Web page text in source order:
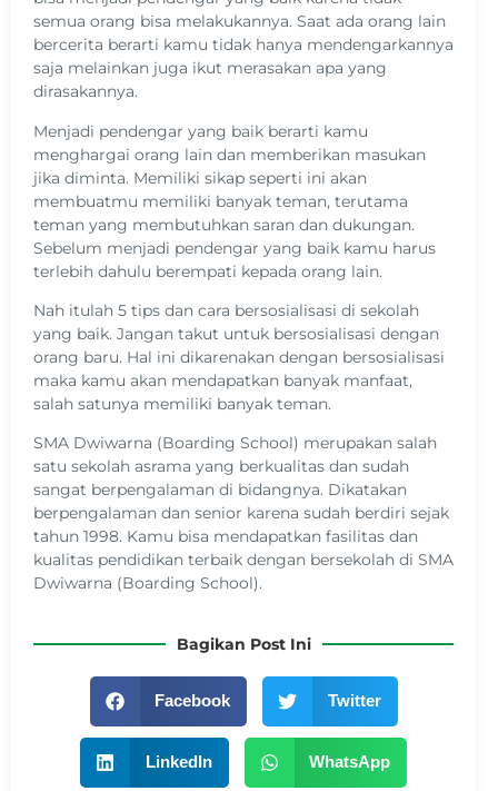
semua orang bisa melakukannya. Saat ada orang lain
bercerita berarti kamu tidak hanya mendengarkannya
saja melainkan juga ikut merasakan apa yang
dirasakannya.
Menjadi pendengar yang baik berarti kamu
menghargai orang lain dan memberikan masukan
jika diminta. Memiliki sikap seperti ini akan
membuatmu memiliki banyak teman, terutama
teman yang membutuhkan saran dan dukungan.
Sebelum menjadi pendengar yang baik kamu harus
terlebih dahulu berempati kepada orang lain.
Nah itulah 5 tips dan cara bersosialisasi di sekolah
yang baik. Jangan takut untuk bersosialisasi dengan
orang baru. Hal ini dikarenakan dengan bersosialisasi
maka kamu akan mendapatkan banyak manfaat,
salah satunya memiliki banyak teman.
SMA Dwiwarna (Boarding School) merupakan salah
satu sekolah asrama yang berkualitas dan sudah
sangat berpengalaman di bidangnya. Dikatakan
berpengalaman dan senior karena sudah berdiri sejak
tahun 1998. Kamu bisa mendapatkan fasilitas dan
kualitas pendidikan terbaik dengan bersekolah di SMA
Dwiwarna (Boarding School).
Bagikan Post Ini
Facebook Twitter
LinkedIn WhatsApp